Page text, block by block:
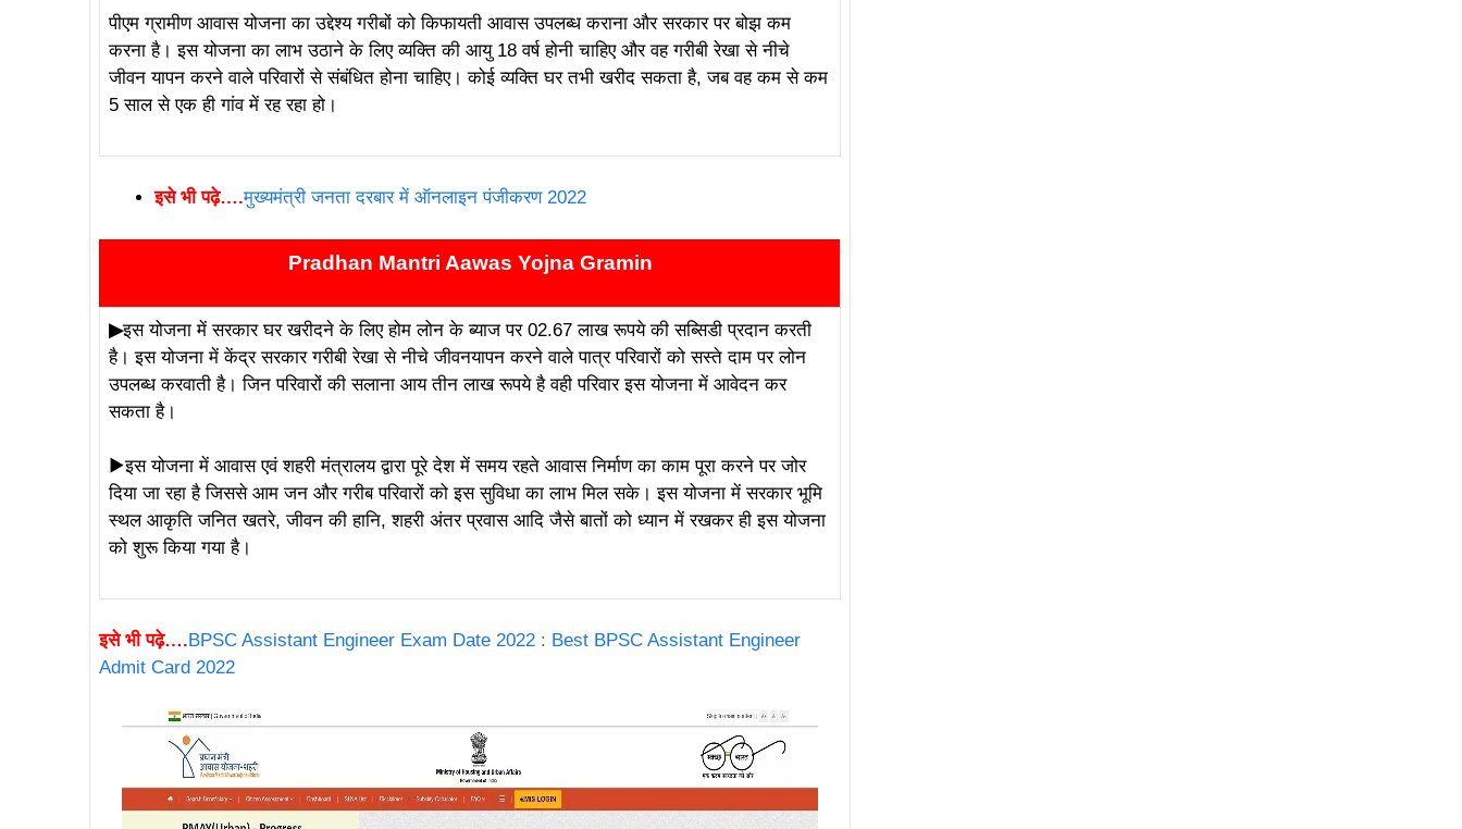
पीएम ग्रामीण आवास योजना का उद्देश्य गरीबों को किफायती आवास उपलब्ध कराना और सरकार पर बोझ कम
करना है। इस योजना का लाभ उठाने के लिए व्यक्ति की आयु 18 वर्ष होनी चाहिए और वह गरीबी रेखा से नीचे
जीवन यापन करने वाले परिवारों से संबंधित होना चाहिए। कोई व्यक्ति घर तभी खरीद सकता है, जब वह कम से कम
5 साल से एक ही गांव में रह रहा हो।
इसे भी पढ़े….मुख्यमंत्री जनता दरबार में ऑनलाइन पंजीकरण 2022
Pradhan Mantri Aawas Yojna Gramin
▶इस योजना में सरकार घर खरीदने के लिए होम लोन के ब्याज पर 02.67 लाख रूपये की सब्सिडी प्रदान करती
है। इस योजना में केंद्र सरकार गरीबी रेखा से नीचे जीवनयापन करने वाले पात्र परिवारों को सस्ते दाम पर लोन
उपलब्ध करवाती है। जिन परिवारों की सलाना आय तीन लाख रूपये है वही परिवार इस योजना में आवेदन कर
सकता है।
▶इस योजना में आवास एवं शहरी मंत्रालय द्वारा पूरे देश में समय रहते आवास निर्माण का काम पूरा करने पर जोर
दिया जा रहा है जिससे आम जन और गरीब परिवारों को इस सुविधा का लाभ मिल सके। इस योजना में सरकार भूमि
स्थल आकृति जनित खतरे, जीवन की हानि, शहरी अंतर प्रवास आदि जैसे बातों को ध्यान में रखकर ही इस योजना
को शुरू किया गया है।
इसे भी पढ़े…. BPSC Assistant Engineer Exam Date 2022 : Best BPSC Assistant Engineer
Admit Card 2022